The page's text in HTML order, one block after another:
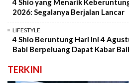
4 Shio yang Menarik
2026: Segalanya Berjalan Lancar
LIFESTYLE
4 Shio Beruntung Hari Ini 4
Babi Berpeluang Dapat Kabar
TERKINI